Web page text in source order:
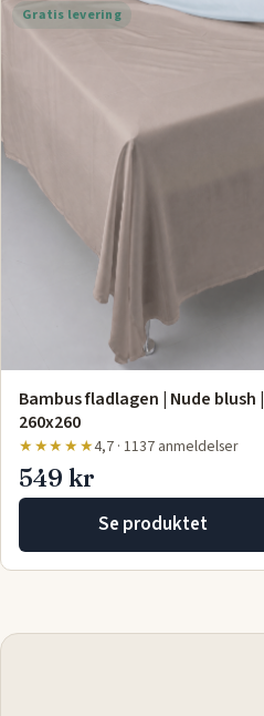
Gratis levering
Bambus fladlagen | Nude blush |
260x260
★★★★★4,7 · 1137 anmeldelser
549 kr
Se produktet